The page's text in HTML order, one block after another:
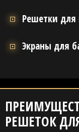
Решетки
Экраны для
РЕШЕТОК